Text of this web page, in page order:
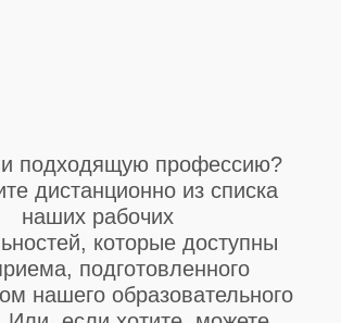
подходящую профессию?
дистанционно из списка
наших рабочих
которые доступны
подготовленного
нашего образовательного